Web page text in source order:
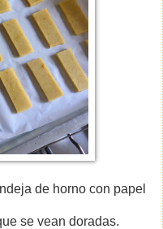
de horno con papel
se vean doradas.